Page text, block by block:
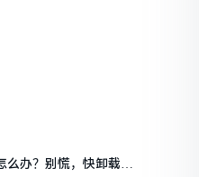
办？别慌，快卸载，